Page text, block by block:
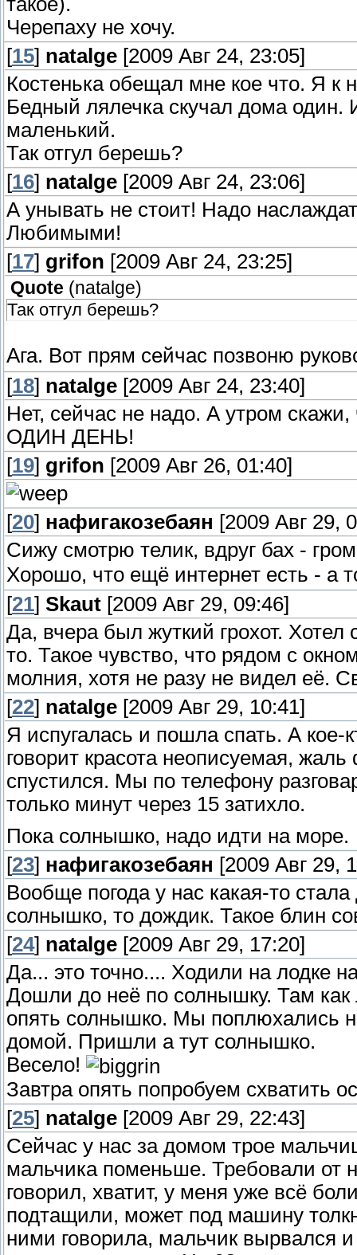
Черепаху не хочу.
[15] natalge [2009 Авг 24, 23:05]
Костенька обещал мне кое что. Я к
Бедный лялечка скучал дома один.
маленький.
Так отгул берешь?
[16] natalge [2009 Авг 24, 23:06]
А унывать не стоит! Надо
Любимыми!
[17] grifon [2009 Авг 24, 23:25]
Quote (natalge)
Так отгул берешь?
Ага. Вот прям сейчас позвоню
[18] natalge [2009 Авг 24, 23:40]
Нет, сейчас не надо. А утром
ОДИН ДЕНЬ!
[19] grifon [2009 Авг 26, 01:40]
[20] нафигакозебаян [2009 Авг 29,
Сижу смотрю телик, вдруг бах -
Хорошо, что ещё интернет есть - а
[21] Skaut [2009 Авг 29, 09:46]
Да, вчера был жуткий грохот.
то. Такое чувство, что рядом с
молния, хотя не разу не видел её.
[22] natalge [2009 Авг 29, 10:41]
Я испугалась и пошла спать. А кое-
говорит красота неописуемая,
спустился. Мы по телефону
только минут через 15 затихло.
Пока солнышко, надо идти на море.
[23] нафигакозебаян [2009 Авг 29,
Вообще погода у нас какая-то
солнышко, то дождик. Такое блин
[24] natalge [2009 Авг 29, 17:20]
Да... это точно.... Ходили на лодке
Дошли до неё по солнышку. Там
опять солнышко. Мы поплюхались
домой. Пришли а тут солнышко.
Весело!
Завтра опять попробуем схватить
[25] natalge [2009 Авг 29, 22:43]
Сейчас у нас за домом трое
мальчика поменьше. Требовали от
говорил, хватит, у меня уже всё
подтащили, может под машину
ними говорила, мальчик вырвался